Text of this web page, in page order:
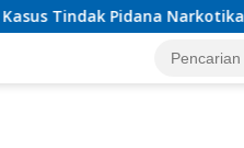
Narkotika di Kecamatan